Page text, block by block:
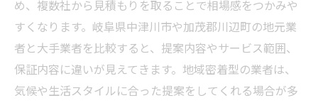
め、複数社から見積もりを取ることで相場感をつかみや
すくなります。岐阜県中津川市や加茂郡川辺町の地元業
者と大手業者を比較すると、提案内容やサービス範囲、
保証内容に違いが見えてきます。地域密着型の業者は、
気候や生活スタイルに合った提案をしてくれる場合が多